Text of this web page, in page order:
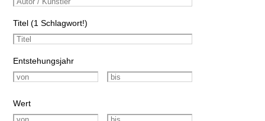
Titel (1 Schlagwort!)
Entstehungsjahr
Wert